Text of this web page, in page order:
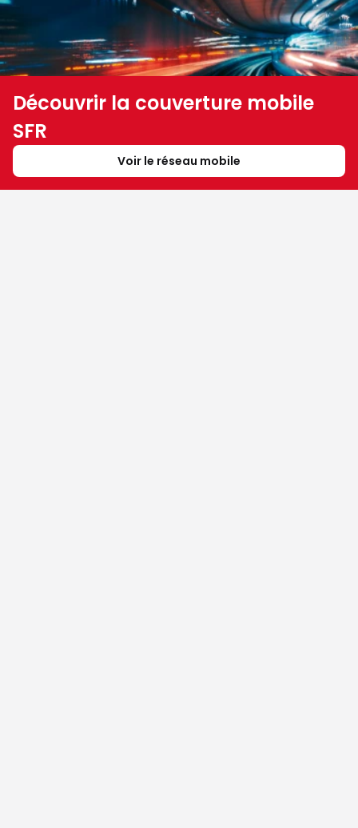
Découvrir la couverture mobile
SFR
Voir le réseau mobile